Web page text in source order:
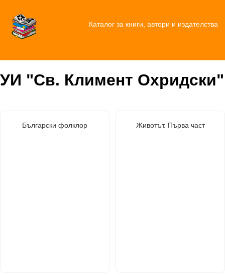
Каталог за книги, автори и издателства
УИ "Св. Климент Охридски"
Български фолклор Животът. Първа част